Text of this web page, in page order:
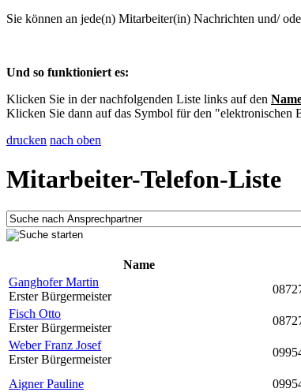
Sie können an jede(n) Mitarbeiter(in) Nachrichten und/
Und so funktioniert es:
Klicken Sie in der nachfolgenden Liste links auf den
Klicken Sie dann auf das Symbol für den "elektronischen
drucken nach oben
Mitarbeiter-Telefon-Liste
Name
Ganghofer Martin
Erster Bürgermeister
Fisch Otto
Erster Bürgermeister
Weber Franz Josef
Erster Bürgermeister
Aigner Pauline